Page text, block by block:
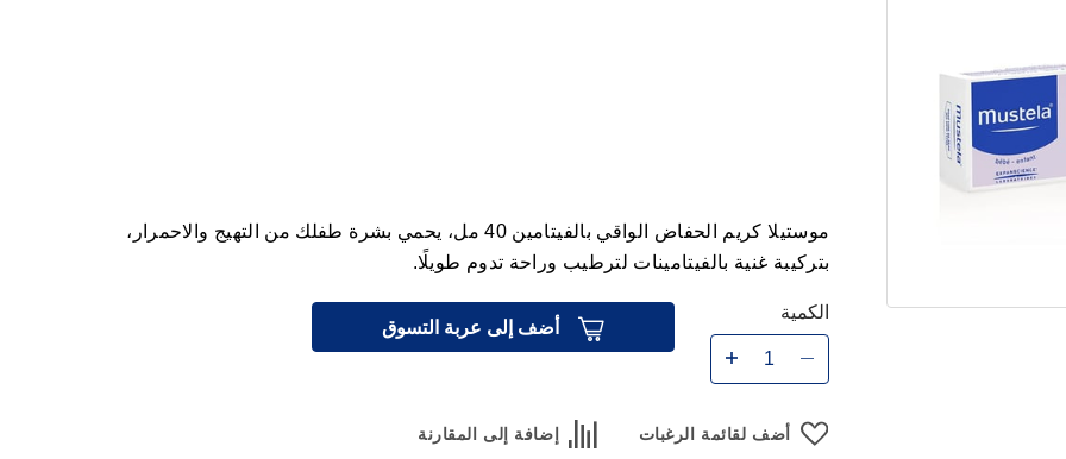
موستيلا كريم الحفاض الواقي بالفيتامين 40 مل، يحمي بشرة طفلك من التهيج والاحمرار،
بتركيبة غنية بالفيتامينات لترطيب وراحة تدوم طويلًا.
الكمية
أضف إلى عربة التسوق
أضف لقائمة الرغبات إضافة إلى المقارنة